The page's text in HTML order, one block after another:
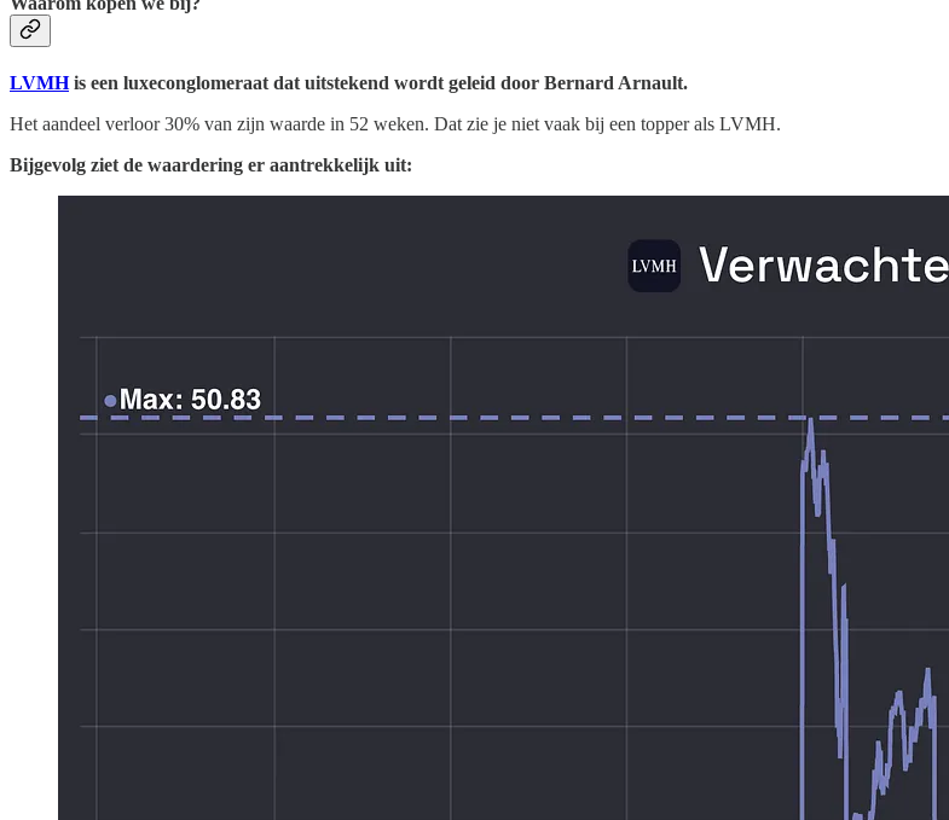
LVMHis een luxeconglomeraat dat uitstekend wordt geleid door Bernard Arnault.
Het aandeel verloor 30% van zijn waarde in 52 weken. Dat zie je niet vaak bij een topper als LVMH.
Bijgevolg ziet de waardering er aantrekkelijk uit: